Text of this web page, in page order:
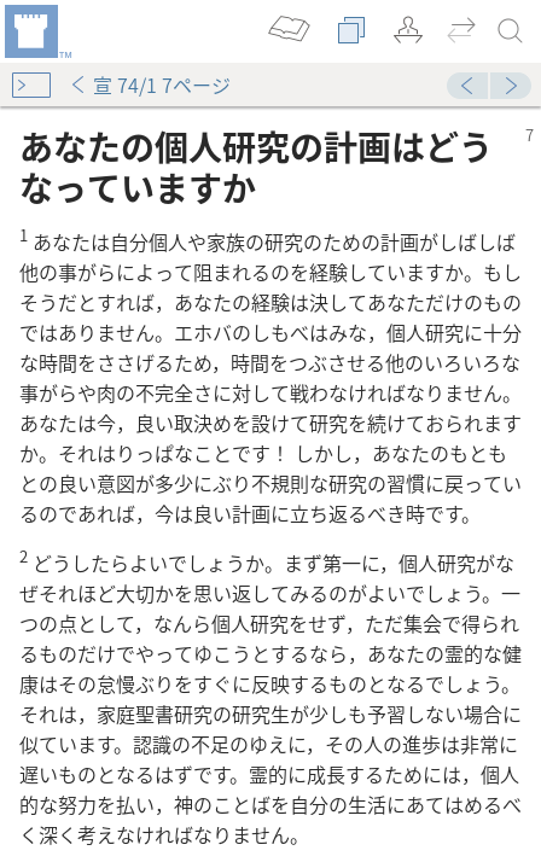
宣 74/1 7ページ
か
あなたの個人研究の計画はどう
なっていますか
1 あなたは自分個人や家族の研究のための計画がしばしば
他の事がらによって阻まれるのを経験していますか。もし
そうだとすれば，あなたの経験は決してあなただけのもの
ではありません。エホバのしもべはみな，個人研究に十分
な時間をささげるため，時間をつぶさせる他のいろいろな
事がらや肉の不完全さに対して戦わなければなりません。
あなたは今，良い取決めを設けて研究を続けておられます
か。それはりっぱなことです！ しかし，あなたのもとも
との良い意図が多少にぶり不規則な研究の習慣に戻ってい
るのであれば，今は良い計画に立ち返るべき時です。
2 どうしたらよいでしょうか。まず第一に，個人研究がな
ぜそれほど大切かを思い返してみるのがよいでしょう。一
つの点として，なんら個人研究をせず，ただ集会で得られ
るものだけでやってゆこうとするなら，あなたの霊的な健
康はその怠慢ぶりをすぐに反映するものとなるでしょう。
それは，家庭聖書研究の研究生が少しも予習しない場合に
似ています。認識の不足のゆえに，その人の進歩は非常に
遅いものとなるはずです。霊的に成長するためには，個人
的な努力を払い，神のことばを自分の生活にあてはめるべ
く深く考えなければなりません。